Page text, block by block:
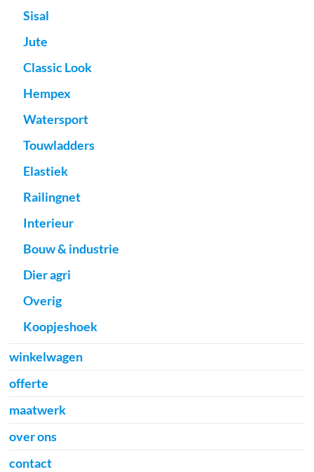
Sisal
Jute
Classic Look
Hempex
Watersport
Touwladders
Elastiek
Railingnet
Interieur
Bouw & industrie
Dier agri
Overig
Koopjeshoek
winkelwagen
offerte
maatwerk
over ons
contact